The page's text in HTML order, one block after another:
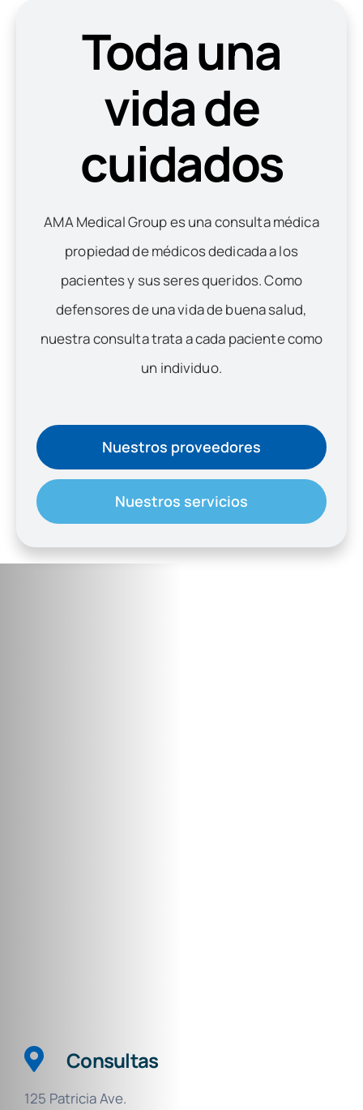
Toda una
vida de
cuidados
AMA Medical Group es una consulta médica
propiedad de médicos dedicada a los
pacientes y sus seres queridos. Como
defensores de una vida de buena salud,
nuestra consulta trata a cada paciente como
un individuo.
Nuestros proveedores
Nuestros servicios
Consultas
125 Patricia Ave.